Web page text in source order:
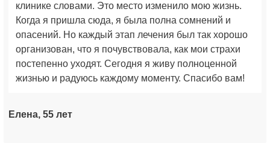
клинике словами. Это место изменило мою жизнь.
Когда я пришла сюда, я была полна сомнений и
опасений. Но каждый этап лечения был так хорошо
организован, что я почувствовала, как мои страхи
постепенно уходят. Сегодня я живу полноценной
жизнью и радуюсь каждому моменту. Спасибо вам!
Елена, 55 лет